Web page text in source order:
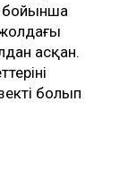
бойынша
асқан.
болып